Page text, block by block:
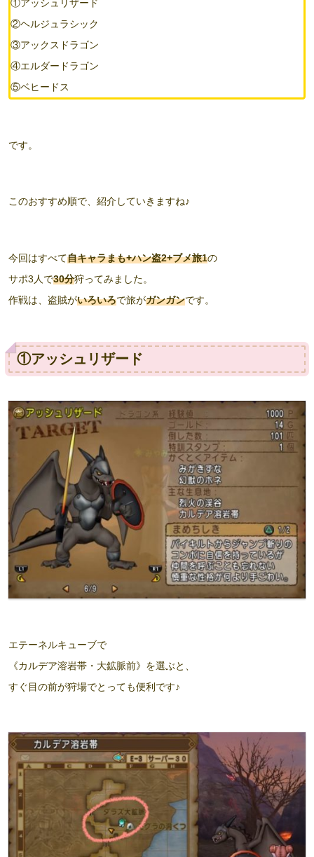
①アッシュリザード
②ヘルジュラシック
③アックスドラゴン
④エルダードラゴン
⑤ベヒードス
です。
このおすすめ順で、紹介していきますね♪
今回はすべて自キャラまも+ハン盗2+ブメ旅1の
サポ3人で30分狩ってみました。
作戦は、盗賊がいろいろで旅がガンガンです。
①アッシュリザード
エテーネルキューブで
《カルデア溶岩帯・大鉱脈前》を選ぶと、
すぐ目の前が狩場でとっても便利です♪